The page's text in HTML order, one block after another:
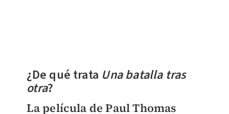
¿De qué trata Una batalla tras
otra?
La película de Paul Thomas